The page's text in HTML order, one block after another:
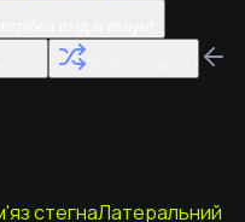
стегнаЛатеральний